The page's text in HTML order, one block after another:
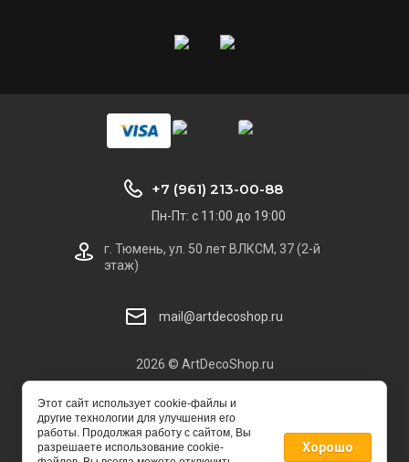
2026 © ArtDecoShop.ru
+7 (961) 213-00-88
Пн-Пт: с 11:00 до 19:00
г. Тюмень, ул. 50 лет ВЛКСМ, 37 (2-й
этаж)
mail@artdecoshop.ru
Этот сайт использует cookie-файлы и
другие технологии для улучшения его
работы. Продолжая работу с сайтом, Вы
разрешаете использование cookie-
Хорошо